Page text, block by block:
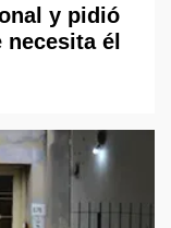
y pidió
él